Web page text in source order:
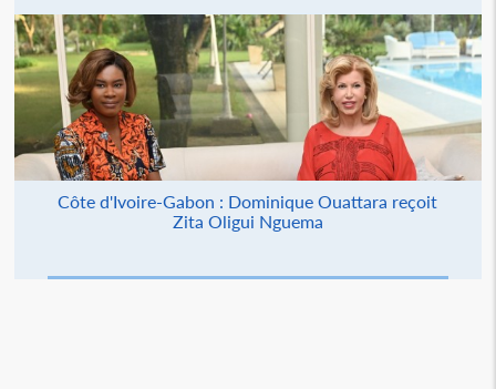
Côte d'Ivoire-Gabon : Dominique Ouattara reçoit
Zita Oligui Nguema